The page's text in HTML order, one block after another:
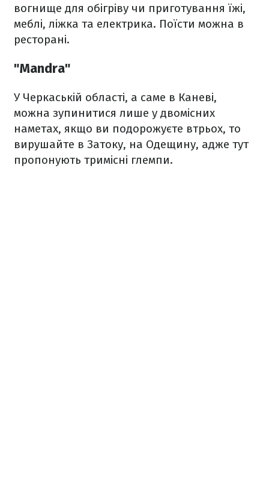
вогнище для обігріву чи приготування їжі,
меблі, ліжка та електрика. Поїсти можна в
ресторані.
"Mandrа"
У Черкаській області, а саме в Каневі,
можна зупинитися лише у двомісних
наметах, якщо ви подорожуєте втрьох, то
вирушайте в Затоку, на Одещину, адже тут
пропонують тримісні глемпи.